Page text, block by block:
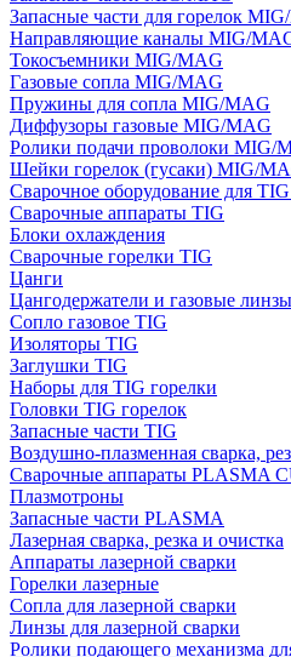
Запасные части для горелок
Направляющие каналы MIG/
Токосъемники MIG/MAG
Газовые сопла MIG/MAG
Пружины для сопла MIG/MAG
Диффузоры газовые MIG/MAG
Ролики подачи проволоки MIG/
Шейки горелок (гусаки) MIG/
Сварочное оборудование для
Сварочные аппараты TIG
Блоки охлаждения
Сварочные горелки TIG
Цанги
Цангодержатели и газовые линзы
Сопло газовое TIG
Изоляторы TIG
Заглушки TIG
Наборы для TIG горелки
Головки TIG горелок
Запасные части TIG
Воздушно-плазменная сварка,
Сварочные аппараты PLASMA
Плазмотроны
Запасные части PLASMA
Лазерная сварка, резка и очистка
Аппараты лазерной сварки
Горелки лазерные
Сопла для лазерной сварки
Линзы для лазерной сварки
Ролики подающего механизма